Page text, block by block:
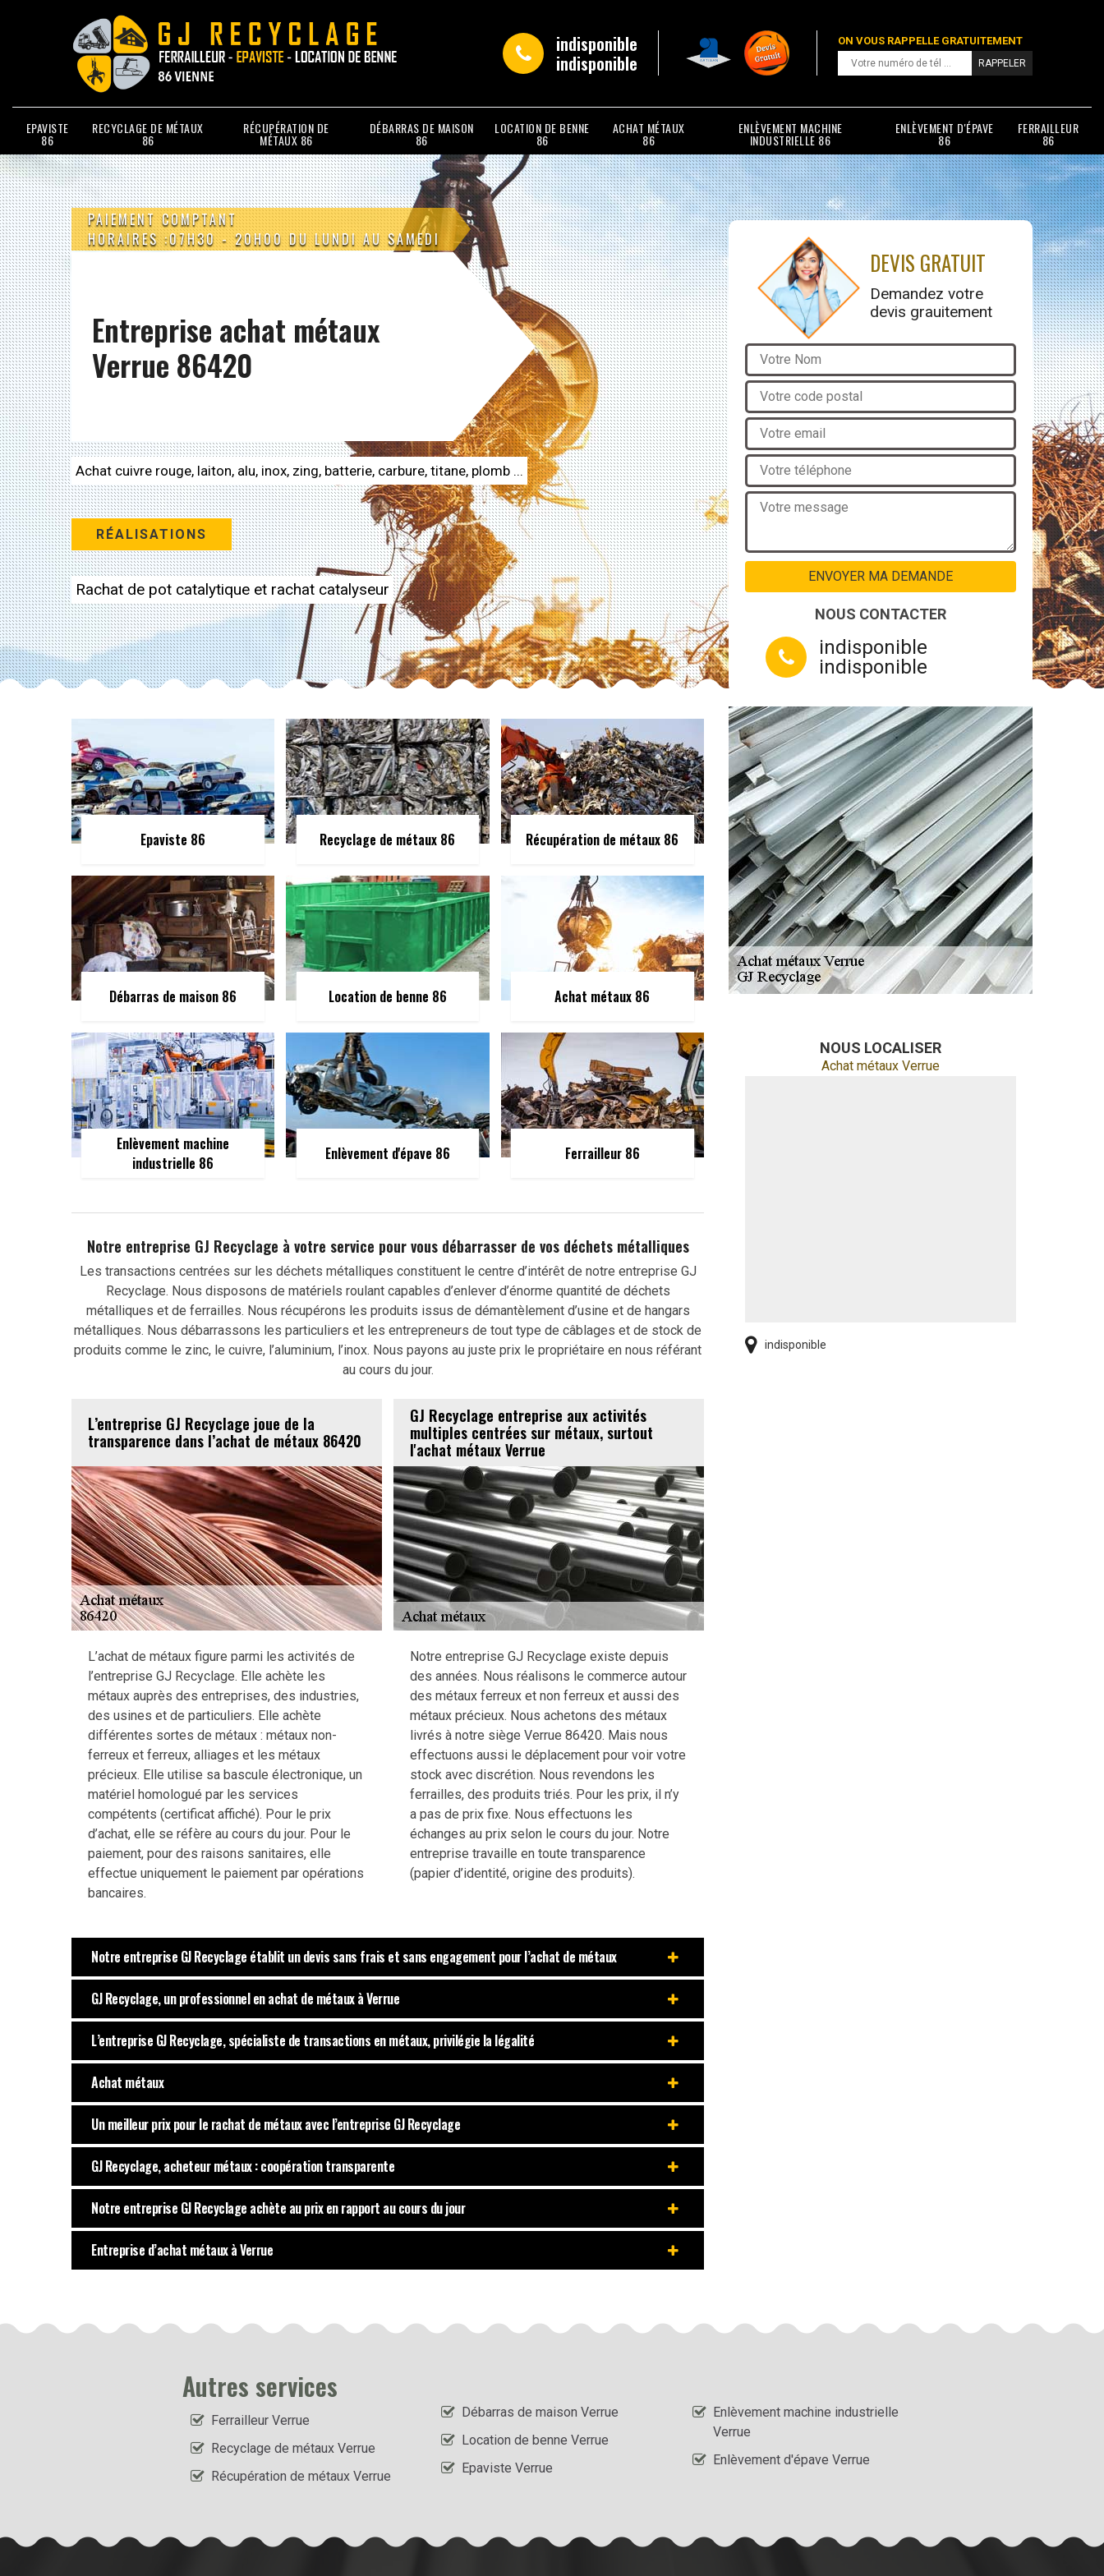
indisponible
indisponible
ON VOUS RAPPELLE GRATUITEMENT
EPAVISTE
86
RECYCLAGE DE MÉTAUX
86
RÉCUPÉRATION DE
MÉTAUX 86
DÉBARRAS DE MAISON
86
LOCATION DE BENNE
86
ACHAT MÉTAUX
86
ENLÈVEMENT MACHINE
INDUSTRIELLE 86
ENLÈVEMENT D'ÉPAVE
86
FERRAILLEUR
86
PAIEMENT COMPTANT
HORAIRES :07H30 - 20H00 DU LUNDI AU SAMEDI
Entreprise achat métaux
Verrue 86420
Achat cuivre rouge, laiton, alu, inox, zing, batterie, carbure, titane, plomb ...
RÉALISATIONS
Rachat de pot catalytique et rachat catalyseur
Epaviste 86 Recyclage de métaux 86 Récupération de métaux 86
Débarras de maison 86 Location de benne 86 Achat métaux 86
Enlèvement machine
industrielle 86
Enlèvement d'épave 86 Ferrailleur 86
Notre entreprise GJ Recyclage à votre service pour vous débarrasser de vos déchets métalliques
Les transactions centrées sur les déchets métalliques constituent le centre d’intérêt de notre entreprise GJ
Recyclage. Nous disposons de matériels roulant capables d’enlever d’énorme quantité de déchets
métalliques et de ferrailles. Nous récupérons les produits issus de démantèlement d’usine et de hangars
métalliques. Nous débarrassons les particuliers et les entrepreneurs de tout type de câblages et de stock de
produits comme le zinc, le cuivre, l’aluminium, l’inox. Nous payons au juste prix le propriétaire en nous référant
au cours du jour.
L’entreprise GJ Recyclage joue de la
transparence dans l’achat de métaux 86420
L’achat de métaux figure parmi les activités de
l’entreprise GJ Recyclage. Elle achète les
métaux auprès des entreprises, des industries,
des usines et de particuliers. Elle achète
différentes sortes de métaux : métaux non-
ferreux et ferreux, alliages et les métaux
précieux. Elle utilise sa bascule électronique, un
matériel homologué par les services
compétents (certificat affiché). Pour le prix
d’achat, elle se réfère au cours du jour. Pour le
paiement, pour des raisons sanitaires, elle
effectue uniquement le paiement par opérations
bancaires.
GJ Recyclage entreprise aux activités
multiples centrées sur métaux, surtout
l'achat métaux Verrue
Notre entreprise GJ Recyclage existe depuis
des années. Nous réalisons le commerce autour
des métaux ferreux et non ferreux et aussi des
métaux précieux. Nous achetons des métaux
livrés à notre siège Verrue 86420. Mais nous
effectuons aussi le déplacement pour voir votre
stock avec discrétion. Nous revendons les
ferrailles, des produits triés. Pour les prix, il n’y
a pas de prix fixe. Nous effectuons les
échanges au prix selon le cours du jour. Notre
entreprise travaille en toute transparence
(papier d’identité, origine des produits).
Notre entreprise GJ Recyclage établit un devis sans frais et sans engagement pour l’achat de métaux
GJ Recyclage, un professionnel en achat de métaux à Verrue
L’entreprise GJ Recyclage, spécialiste de transactions en métaux, privilégie la légalité
Achat métaux
Un meilleur prix pour le rachat de métaux avec l’entreprise GJ Recyclage
GJ Recyclage, acheteur métaux : coopération transparente
Notre entreprise GJ Recyclage achète au prix en rapport au cours du jour
Entreprise d’achat métaux à Verrue
DEVIS GRATUIT
Demandez votre
devis grauitement
NOUS CONTACTER
indisponible
indisponible
NOUS LOCALISER
Achat métaux Verrue
indisponible
Autres services
Ferrailleur Verrue
Recyclage de métaux Verrue
Récupération de métaux Verrue
Débarras de maison Verrue
Location de benne Verrue
Epaviste Verrue
Enlèvement machine industrielle
Verrue
Enlèvement d'épave Verrue